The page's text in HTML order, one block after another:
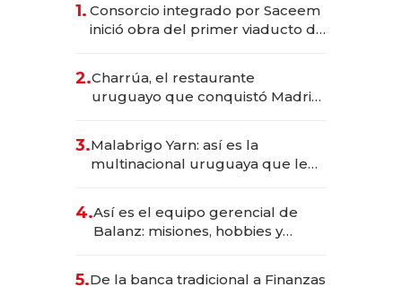
1. Consorcio integrado por Saceem
inició obra del primer viaducto de
millones
2.Charrúa, el restaurante
uruguayo que conquistó Madrid:
anticipación y prepara apertura
3.Malabrigo Yarn: así es la
multinacional uruguaya que le
4.Así es el equipo gerencial de
Balanz: misiones, hobbies y
5.De la banca tradicional a Finanzas